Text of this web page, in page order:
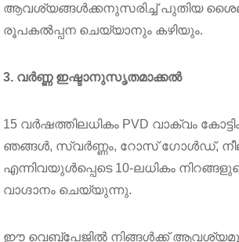
ആവശ്യങ്ങൾക്കനുസരിച്ച് പുതിയ
രൂപകൽപ്പന ചെയ്യാനും കഴിയും.
3. വർണ്ണ ഇഷ്ടാനുസൃതമാക്കൽ
15 വർഷത്തിലധികം PVD വാക്വം
ഞങ്ങൾ, സ്വർണ്ണം, റോസ് ഗോൾഡ്,
എന്നിവയുൾപ്പെടെ 10-ലധികം
വാഗ്ദാനം ചെയ്യുന്നു.
ഈ വെബ്‌പേജിൽ നിങ്ങൾക്ക്